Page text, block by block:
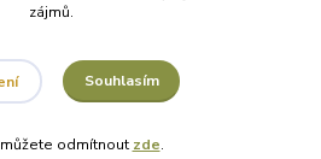
na Eshop-rychle.cz
zájmů.
Souhlasím
odmítnout zde.